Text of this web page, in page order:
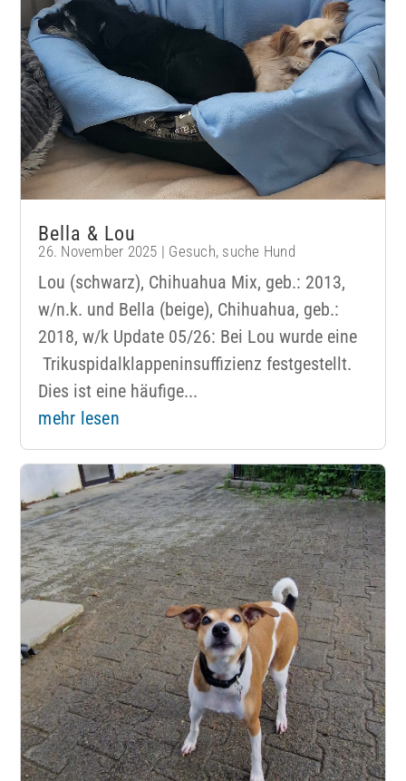
Bella & Lou
26. November 2025 | Gesuch, suche Hund
Lou (schwarz), Chihuahua Mix, geb.: 2013,
w/n.k. und Bella (beige), Chihuahua, geb.:
2018, w/k Update 05/26: Bei Lou wurde eine
Trikuspidalklappeninsuffizienz festgestellt.
Dies ist eine häufige...
mehr lesen